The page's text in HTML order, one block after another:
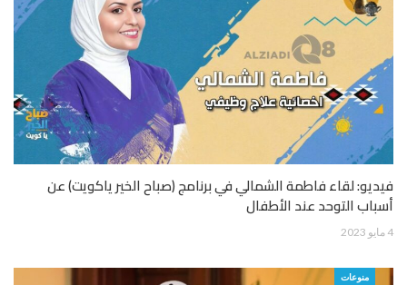
فيديو: لقاء فاطمة الشمالي في برنامج (صباح الخير ياكويت) عن
أسباب التوحد عند الأطفال
4 مايو 2023
منوعات